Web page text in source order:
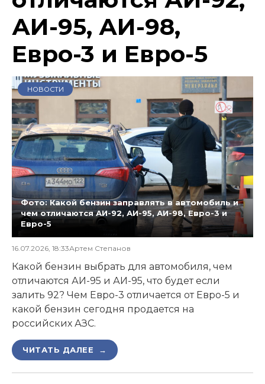
АИ-95, АИ-98,
Евро-3 и Евро-5
НОВОСТИ
Фото: Какой бензин заправлять в автомобиль и
чем отличаются АИ-92, АИ-95, АИ-98, Евро-3 и
Евро-5
16.07.2026, 18:33Артем Степанов
Какой бензин выбрать для автомобиля, чем
отличаются АИ-95 и АИ-95, что будет если
залить 92? Чем Евро-3 отличается от Евро-5 и
какой бензин сегодня продается на
российских АЗС.
ЧИТАТЬ ДАЛЕЕ →